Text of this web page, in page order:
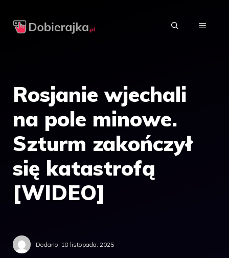
MENU
Rosjanie wjechali
na pole minowe.
Szturm zakończył
się katastrofą
[WIDEO]
Dodano: 18 listopada, 2025